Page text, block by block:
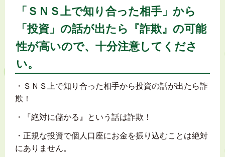
「ＳＮＳ上で知り合った相手」から
「投資」の話が出たら『詐欺』の可能
性が高いので、十分注意してくださ
い。
・ＳＮＳ上で知り合った相手から投資の話が出たら詐
欺！
・『絶対に儲かる』という話は詐欺！
・正規な投資で個人口座にお金を振り込むことは絶対
にありません。